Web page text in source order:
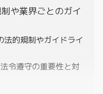
や業界ごとのガイ
的規制やガイドライ
令遵守の重要性と対